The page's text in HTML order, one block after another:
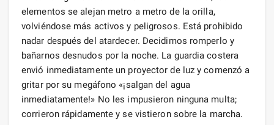
elementos se alejan metro a metro de la orilla,
volviéndose más activos y peligrosos. Está prohibido
nadar después del atardecer. Decidimos romperlo y
bañarnos desnudos por la noche. La guardia costera
envió inmediatamente un proyector de luz y comenzó a
gritar por su megáfono «¡salgan del agua
inmediatamente!» No les impusieron ninguna multa;
corrieron rápidamente y se vistieron sobre la marcha.